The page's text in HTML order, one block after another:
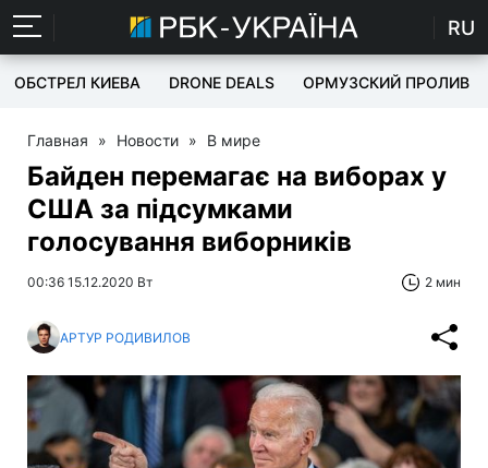
RU
ОБСТРЕЛ КИЕВА DRONE DEALS ОРМУЗСКИЙ ПРОЛИВ
Главная » Новости » В мире
Байден перемагає на виборах у
США за підсумками
голосування виборників
00:36 15.12.2020 Вт 2 мин
АРТУР РОДИВИЛОВ